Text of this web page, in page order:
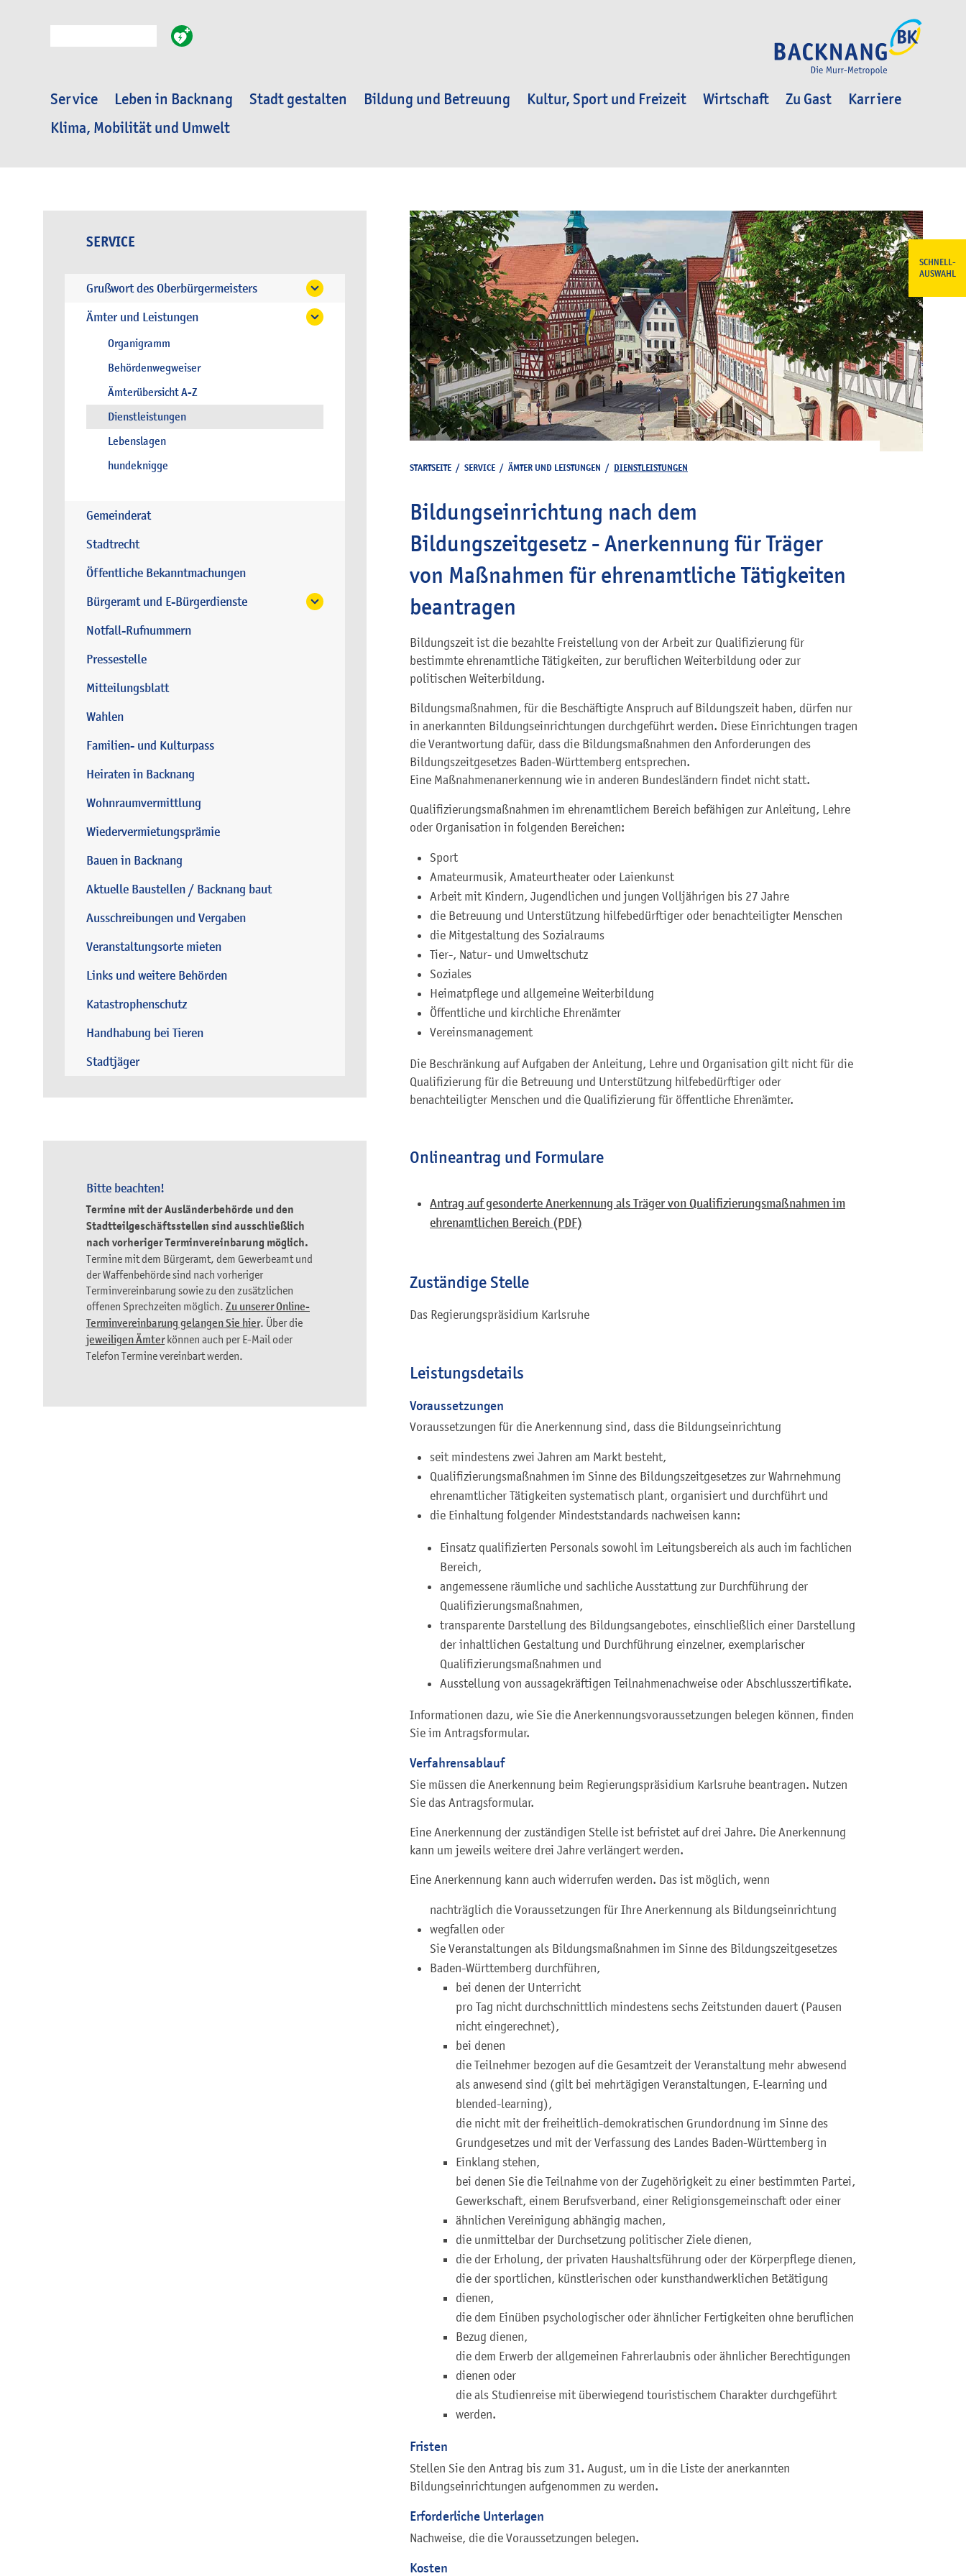
Service Leben in Backnang Stadt gestalten Bildung und Betreuung Kultur, Sport und Freizeit Wirtschaft Zu Gast
Karriere
Klima, Mobilität und Umwelt
SCHNELL-
AUSWAHL
SERVICE
Grußwort des Oberbürgermeisters
Ämter und Leistungen
Organigramm
Behördenwegweiser
Ämterübersicht A-Z
Dienstleistungen
Lebenslagen
hundeknigge
Gemeinderat
Stadtrecht
Öffentliche Bekanntmachungen
Bürgeramt und E-Bürgerdienste
Notfall-Rufnummern
Pressestelle
Mitteilungsblatt
Wahlen
Familien- und Kulturpass
Heiraten in Backnang
Wohnraumvermittlung
Wiedervermietungsprämie
Bauen in Backnang
Aktuelle Baustellen / Backnang baut
Ausschreibungen und Vergaben
Veranstaltungsorte mieten
Links und weitere Behörden
Katastrophenschutz
Handhabung bei Tieren
Stadtjäger
Bitte beachten!
Termine mit der Ausländerbehörde und den
Stadtteilgeschäftsstellen sind ausschließlich
nach vorheriger Terminvereinbarung möglich.
Termine mit dem Bürgeramt, dem Gewerbeamt und
der Waffenbehörde sind nach vorheriger
Terminvereinbarung sowie zu den zusätzlichen
offenen Sprechzeiten möglich. Zu unserer Online-
Terminvereinbarung gelangen Sie hier. Über die
jeweiligen Ämterkönnen auch per E-Mail oder
Telefon Termine vereinbart werden.
STARTSEITE / SERVICE / ÄMTER UND LEISTUNGEN / DIENSTLEISTUNGEN
Bildungseinrichtung nach dem
Bildungszeitgesetz - Anerkennung für Träger
von Maßnahmen für ehrenamtliche Tätigkeiten
beantragen
Bildungszeit ist die bezahlte Freistellung von der Arbeit zur Qualifizierung für
bestimmte ehrenamtliche Tätigkeiten, zur beruflichen Weiterbildung oder zur
politischen Weiterbildung.
Bildungsmaßnahmen, für die Beschäftigte Anspruch auf Bildungszeit haben, dürfen nur
in anerkannten Bildungseinrichtungen durchgeführt werden. Diese Einrichtungen tragen
die Verantwortung dafür, dass die Bildungsmaßnahmen den Anforderungen des
Bildungszeitgesetzes Baden-Württemberg entsprechen.
Eine Maßnahmenanerkennung wie in anderen Bundesländern findet nicht statt.
Qualifizierungsmaßnahmen im ehrenamtlichem Bereich befähigen zur Anleitung, Lehre
oder Organisation in folgenden Bereichen:
Sport
Amateurmusik, Amateurtheater oder Laienkunst
Arbeit mit Kindern, Jugendlichen und jungen Volljährigen bis 27 Jahre
die Betreuung und Unterstützung hilfebedürftiger oder benachteiligter Menschen
die Mitgestaltung des Sozialraums
Tier-, Natur- und Umweltschutz
Soziales
Heimatpflege und allgemeine Weiterbildung
Öffentliche und kirchliche Ehrenämter
Vereinsmanagement
Die Beschränkung auf Aufgaben der Anleitung, Lehre und Organisation gilt nicht für die
Qualifizierung für die Betreuung und Unterstützung hilfebedürftiger oder
benachteiligter Menschen und die Qualifizierung für öffentliche Ehrenämter.
Onlineantrag und Formulare
Antrag auf gesonderte Anerkennung als Träger von Qualifizierungsmaßnahmen im
ehrenamtlichen Bereich (PDF)
Zuständige Stelle
Das Regierungspräsidium Karlsruhe
Leistungsdetails
Voraussetzungen
Voraussetzungen für die Anerkennung sind, dass die Bildungseinrichtung
seit mindestens zwei Jahren am Markt besteht,
Qualifizierungsmaßnahmen im Sinne des Bildungszeitgesetzes zur Wahrnehmung
ehrenamtlicher Tätigkeiten systematisch plant, organisiert und durchführt und
die Einhaltung folgender Mindeststandards nachweisen kann:
Einsatz qualifizierten Personals sowohl im Leitungsbereich als auch im fachlichen
Bereich,
angemessene räumliche und sachliche Ausstattung zur Durchführung der
Qualifizierungsmaßnahmen,
transparente Darstellung des Bildungsangebotes, einschließlich einer Darstellung
der inhaltlichen Gestaltung und Durchführung einzelner, exemplarischer
Qualifizierungsmaßnahmen und
Ausstellung von aussagekräftigen Teilnahmenachweise oder Abschlusszertifikate.
Informationen dazu, wie Sie die Anerkennungsvoraussetzungen belegen können, finden
Sie im Antragsformular.
Verfahrensablauf
Sie müssen die Anerkennung beim Regierungspräsidium Karlsruhe beantragen. Nutzen
Sie das Antragsformular.
Eine Anerkennung der zuständigen Stelle ist befristet auf drei Jahre. Die Anerkennung
kann um jeweils weitere drei Jahre verlängert werden.
Eine Anerkennung kann auch widerrufen werden. Das ist möglich, wenn
nachträglich die Voraussetzungen für Ihre Anerkennung als Bildungseinrichtung
wegfallen oder
Sie Veranstaltungen als Bildungsmaßnahmen im Sinne des Bildungszeitgesetzes
Baden-Württemberg durchführen,
bei denen der Unterricht
pro Tag nicht durchschnittlich mindestens sechs Zeitstunden dauert (Pausen
nicht eingerechnet),
bei denen
die Teilnehmer bezogen auf die Gesamtzeit der Veranstaltung mehr abwesend
als anwesend sind (gilt bei mehrtägigen Veranstaltungen, E-learning und
blended-learning),
die nicht mit der freiheitlich-demokratischen Grundordnung im Sinne des
Grundgesetzes und mit der Verfassung des Landes Baden-Württemberg in
Einklang stehen,
bei denen Sie die Teilnahme von der Zugehörigkeit zu einer bestimmten Partei,
Gewerkschaft, einem Berufsverband, einer Religionsgemeinschaft oder einer
ähnlichen Vereinigung abhängig machen,
die unmittelbar der Durchsetzung politischer Ziele dienen,
die der Erholung, der privaten Haushaltsführung oder der Körperpflege dienen,
die der sportlichen, künstlerischen oder kunsthandwerklichen Betätigung
dienen,
die dem Einüben psychologischer oder ähnlicher Fertigkeiten ohne beruflichen
Bezug dienen,
die dem Erwerb der allgemeinen Fahrerlaubnis oder ähnlicher Berechtigungen
dienen oder
die als Studienreise mit überwiegend touristischem Charakter durchgeführt
werden.
Fristen
Stellen Sie den Antrag bis zum 31. August, um in die Liste der anerkannten
Bildungseinrichtungen aufgenommen zu werden.
Erforderliche Unterlagen
Nachweise, die die Voraussetzungen belegen.
Kosten